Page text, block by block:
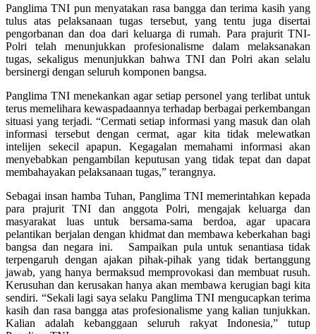
Panglima TNI pun menyatakan rasa bangga dan terima kasih yang
tulus atas pelaksanaan tugas tersebut, yang tentu juga disertai
pengorbanan dan doa dari keluarga di rumah. Para prajurit TNI-
Polri telah menunjukkan profesionalisme dalam melaksanakan
tugas, sekaligus menunjukkan bahwa TNI dan Polri akan selalu
bersinergi dengan seluruh komponen bangsa.
Panglima TNI menekankan agar setiap personel yang terlibat untuk
terus memelihara kewaspadaannya terhadap berbagai perkembangan
situasi yang terjadi. “Cermati setiap informasi yang masuk dan olah
informasi tersebut dengan cermat, agar kita tidak melewatkan
intelijen sekecil apapun. Kegagalan memahami informasi akan
menyebabkan pengambilan keputusan yang tidak tepat dan dapat
membahayakan pelaksanaan tugas,” terangnya.
Sebagai insan hamba Tuhan, Panglima TNI memerintahkan kepada
para prajurit TNI dan anggota Polri, mengajak keluarga dan
masyarakat luas untuk bersama-sama berdoa, agar upacara
pelantikan berjalan dengan khidmat dan membawa keberkahan bagi
bangsa dan negara ini. Sampaikan pula untuk senantiasa tidak
terpengaruh dengan ajakan pihak-pihak yang tidak bertanggung
jawab, yang hanya bermaksud memprovokasi dan membuat rusuh.
Kerusuhan dan kerusakan hanya akan membawa kerugian bagi kita
sendiri. “Sekali lagi saya selaku Panglima TNI mengucapkan terima
kasih dan rasa bangga atas profesionalisme yang kalian tunjukkan.
Kalian adalah kebanggaan seluruh rakyat Indonesia,” tutup